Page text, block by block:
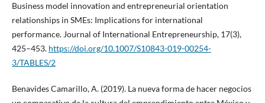
Business model innovation and entrepreneurial orientation
relationships in SMEs: Implications for international
performance. Journal of International Entrepreneurship, 17(3),
425–453. https://doi.org/10.1007/S10843-019-00254-
3/TABLES/2
Benavides Camarillo, A. (2019). La nueva forma de hacer negocios